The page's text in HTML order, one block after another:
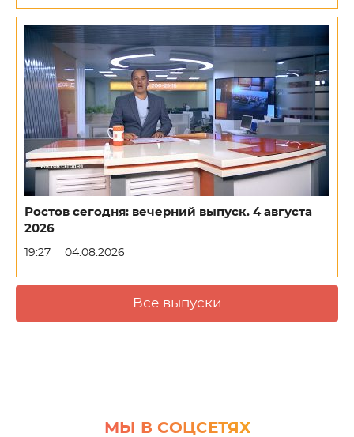
Ростов сегодня: вечерний выпуск. 4 августа
2026
19:27 04.08.2026
Все выпуски
МЫ В СОЦСЕТЯХ